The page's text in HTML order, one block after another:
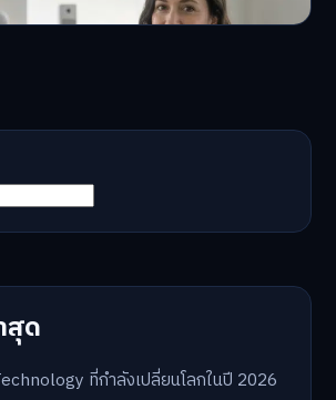
สุด
ที่กำลังเปลี่ยนโลกในปี 2026